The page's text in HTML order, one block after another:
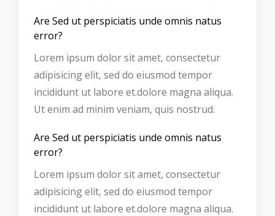
Are Sed ut perspiciatis unde omnis natus
error?
Lorem ipsum dolor sit amet, consectetur
adipisicing elit, sed do eiusmod tempor
incididunt ut labore et.dolore magna aliqua.
Ut enim ad minim veniam, quis nostrud.
Are Sed ut perspiciatis unde omnis natus
error?
Lorem ipsum dolor sit amet, consectetur
adipisicing elit, sed do eiusmod tempor
incididunt ut labore et.dolore magna aliqua.